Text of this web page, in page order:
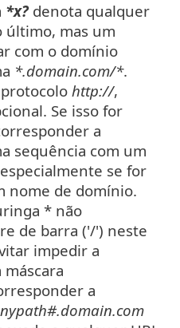
*x? denota qualquer
último, mas um
com o domínio
*.domain.com/*.
http://,
Se isso for
a
sequência com um
se for
nome de domínio.
* não
de barra ('/') neste
impedir a
a